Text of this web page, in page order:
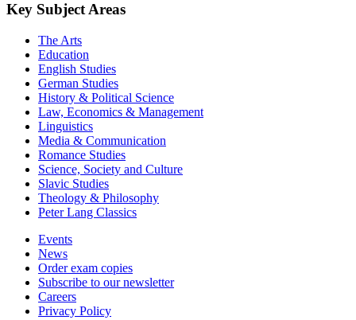
Key Subject Areas
The Arts
Education
English Studies
German Studies
History & Political Science
Law, Economics & Management
Linguistics
Media & Communication
Romance Studies
Science, Society and Culture
Slavic Studies
Theology & Philosophy
Peter Lang Classics
Events
News
Order exam copies
Subscribe to our newsletter
Careers
Privacy Policy